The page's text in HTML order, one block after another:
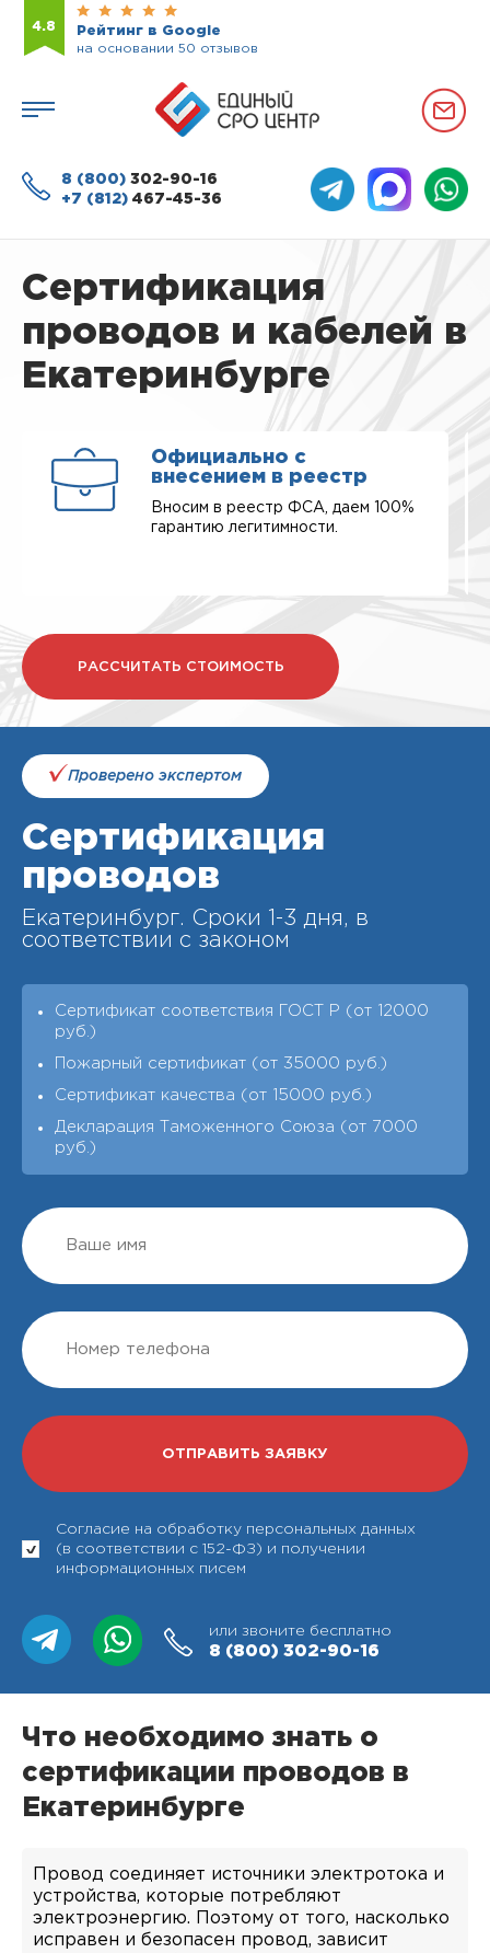
4.8
Рейтинг в Google
на основании 50 отзывов
8 (800) 302-90-16
+7 (812) 467-45-36
Сертификация
проводов и кабелей в
Екатеринбурге
Официально с
внесением в реестр
Вносим в реестр ФСА, даем 100%
гарантию легитимности.
РАССЧИТАТЬ СТОИМОСТЬ
Проверено экспертом
Сертификация
проводов
Екатеринбург. Cроки 1-3 дня, в
соответствии с законом
Сертификат соответствия ГОСТ Р (от 12000
руб.)
Пожарный сертификат (от 35000 руб.)
Сертификат качества (от 15000 руб.)
Декларация Таможенного Союза (от 7000
руб.)
Согласие на обработку персональных данных
(в соответствии с 152-ФЗ) и получении
информационных писем
или звоните бесплатно
8 (800) 302-90-16
Что необходимо знать о
сертификации проводов в
Екатеринбурге
Провод соединяет источники электротока и
устройства, которые потребляют
электроэнергию. Поэтому от того, насколько
исправен и безопасен провод, зависит